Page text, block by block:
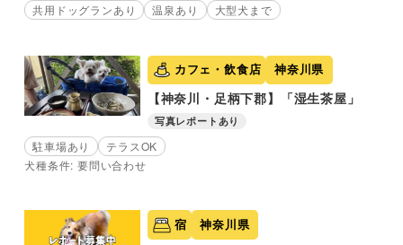
共用ドッグランあり
温泉あり 大型犬まで
カフェ・飲食店 神奈川県
【神奈川・足柄下郡】「湿生茶屋」
写真レポートあり
駐車場あり
テラスOK
犬種条件: 要問い合わせ
宿 神奈川県